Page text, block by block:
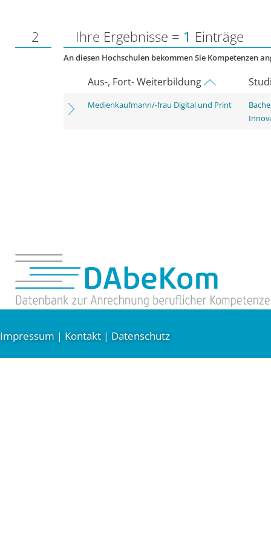
2 Ihre Ergebnisse = 1 Einträge
An diesen Hochschulen bekommen Sie Kompetenzen
Aus-, Fort- Weiterbildung
Medienkaufmann/-frau Digital und Print
Impressum | Kontakt | Datenschutz